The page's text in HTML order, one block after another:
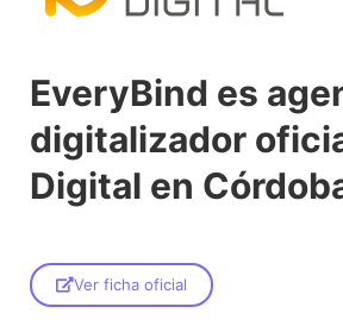
EveryBind es
digitalizador
Digital en
Ver ficha oficial